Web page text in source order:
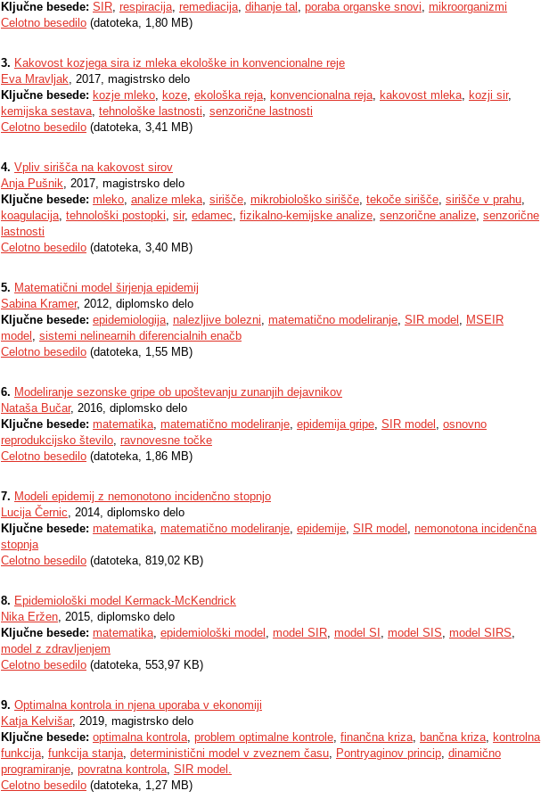
Ključne besede: SIR, respiracija, remediacija, dihanje tal , poraba organske snovi, mikroorganizmi
Celotno besedilo (datoteka, 1,80 MB)
3. Kakovost kozjega sira iz mleka ekološke in konvencionalne reje
Eva Mravljak, 2017, magistrsko delo
Ključne besede: kozje mleko, koze, ekološka reja, konvencionalna reja, kakovost mleka, kozji sir,
kemijska sestava, tehnološke lastnosti, senzorične lastnosti
Celotno besedilo (datoteka, 3,41 MB)
4. Vpliv sirišča na kakovost sirov
Anja Pušnik, 2017, magistrsko delo
Ključne besede: mleko, analize mleka, sirišče, mikrobiološko sirišče, tekoče sirišče, sirišče v prahu,
koagulacija, tehnološki postopki, sir, edamec, fizikalno-kemijske analize, senzorične analize, senzorične
lastnosti
Celotno besedilo (datoteka, 3,40 MB)
5. Matematični model širjenja epidemij
Sabina Kramer, 2012, diplomsko delo
Ključne besede: epidemiologija, nalezljive bolezni, matematično modeliranje, SIR model , MSEIR
model , sistemi nelinearnih diferencialnih enačb
Celotno besedilo (datoteka, 1,55 MB)
6. Modeliranje sezonske gripe ob upoštevanju zunanjih dejavnikov
Nataša Bučar, 2016, diplomsko delo
Ključne besede: matematika, matematično modeliranje, epidemija gripe, SIR model , osnovno
reprodukcijsko število, ravnovesne točke
Celotno besedilo (datoteka, 1,86 MB)
7. Modeli epidemij z nemonotono incidenčno stopnjo
Lucija Černic, 2014, diplomsko delo
Ključne besede: matematika, matematično modeliranje, epidemije, SIR model , nemonotona incidenčna
stopnja
Celotno besedilo (datoteka, 819,02 KB)
8. Epidemiološki model Kermack-McKendrick
Nika Eržen, 2015, diplomsko delo
Ključne besede: matematika, epidemiološki model , model SIR, model SI , model SIS, model SIRS,
model z zdravljenjem
Celotno besedilo (datoteka, 553,97 KB)
9. Optimalna kontrola in njena uporaba v ekonomiji
Katja Kelvišar, 2019, magistrsko delo
Ključne besede: optimalna kontrola, problem optimalne kontrole, finančna kriza, bančna kriza, kontrolna
funkcija, funkcija stanja, deterministični model v zveznem času, Pontryaginov princip, dinamično
programiranje, povratna kontrola, SIR model.
Celotno besedilo (datoteka, 1,27 MB)